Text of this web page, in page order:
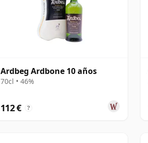
Ardbeg Ardbone 10 años
70cl • 46%
112 € ?